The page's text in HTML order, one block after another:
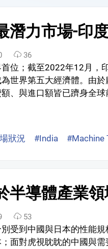
潛力市場-印
36
位；截至2022年12月，
世界第五大經濟體。由
、與進口額皆已躋身全
狀況 #India #Machine
半導體產業
53
受到中國與日本的性能
面對虎視眈眈的中國與